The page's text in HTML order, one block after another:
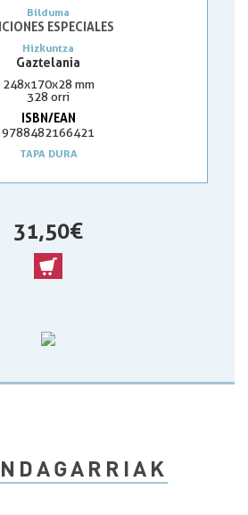
Bilduma
ESPECIALES
Hizkuntza
Gaztelania
248x170x28 mm
328 orri
ISBN/EAN
9788482166421
TAPA DURA
31,50 €